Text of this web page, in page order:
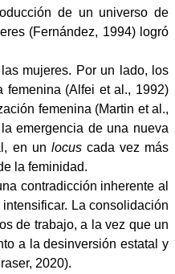
de un universo de
(Fernández, 1994) logró
mujeres. Por un lado, los
femenina (Alfei et al., 1992)
femenina (Martin et al.,
emergencia de una nueva
en un locuscada vez más
la feminidad.
contradicción inherente al
La consolidación
de trabajo, a la vez que un
a la desinversión estatal y
2020).